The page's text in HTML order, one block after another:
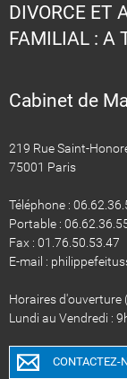
DIVORCE ET
FAMILIAL : A
Cabinet de
219 Rue Saint-
75001 Paris
Téléphone :
Portable :
Fax : 01.76.50.53.47
E-mail :
Horaires d'ouverture
Lundi au Vendredi :
CONTACTEZ-